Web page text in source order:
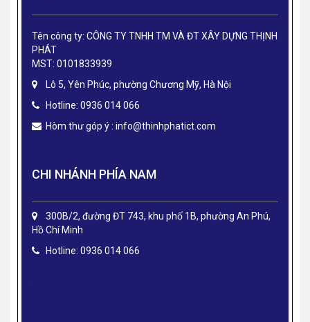
Tên công ty: CÔNG TY TNHH TM VÀ ĐT XÂY DỰNG THỊNH
PHÁT
MST: 0101833939
Lô 5, Yên Phúc, phường Chương Mỹ, Hà Nội
Hotline: 0936 014 066
Hòm thư góp ý : info@thinhphatict.com
CHI NHÁNH PHÍA NAM
300B/2, đường ĐT 743, khu phố 1B, phường An Phú,
Hồ Chí Minh
Hotline: 0936 014 066